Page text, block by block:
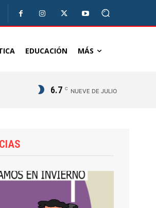
EDUCACIÓN MÁS
6.7 C NUEVE DE JULIO